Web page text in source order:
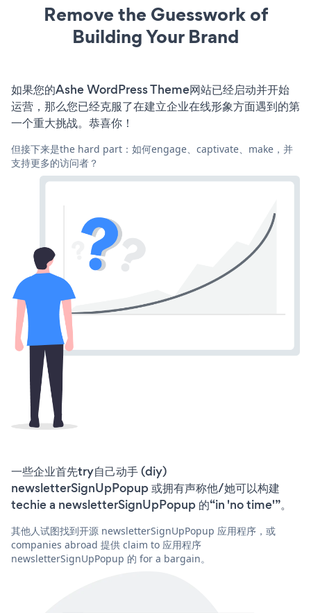
Remove the Guesswork of
Building Your Brand
如果您的Ashe WordPress Theme网站已经启动并开始
运营，那么您已经克服了在建立企业在线形象方面遇到的第
一个重大挑战。恭喜你！
但接下来是the hard part：如何engage、captivate、make，并
支持更多的访问者？
一些企业首先try自己动手 (diy)
newsletterSignUpPopup 或拥有声称他/她可以构建
techie a newsletterSignUpPopup 的“in 'no time'”。
其他人试图找到开源 newsletterSignUpPopup 应用程序，或
companies abroad 提供 claim to 应用程序
newsletterSignUpPopup 的 for a bargain。